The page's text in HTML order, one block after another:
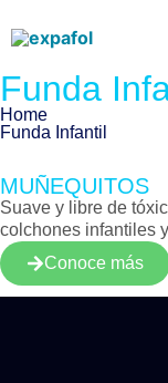
Funda
Home
Funda Infantil
MUÑEQUITOS
Suave y libre de
colchones infantiles
Conoce más